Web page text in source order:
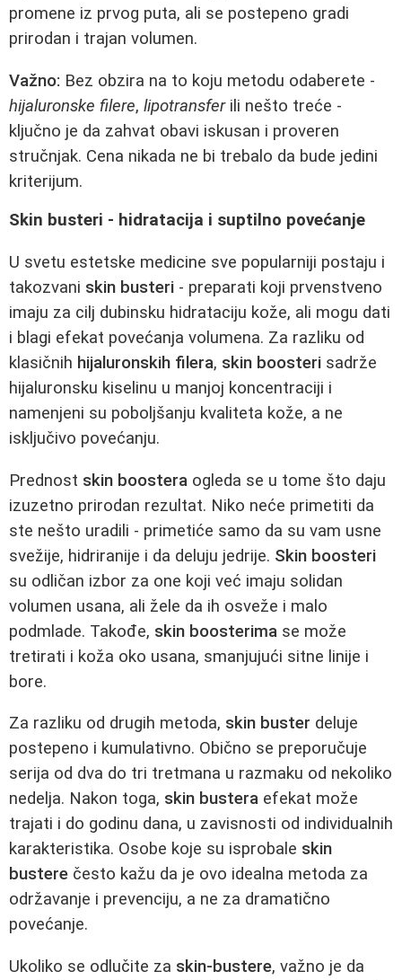
promene iz prvog puta, ali se postepeno gradi
prirodan i trajan volumen.
Važno: Bez obzira na to koju metodu odaberete -
hijaluronske filere, lipotransferili nešto treće -
ključno je da zahvat obavi iskusan i proveren
stručnjak. Cena nikada ne bi trebalo da bude jedini
kriterijum.
Skin busteri - hidratacija i suptilno povećanje
U svetu estetske medicine sve popularniji postaju i
takozvani skin busteri - preparati koji prvenstveno
imaju za cilj dubinsku hidrataciju kože, ali mogu dati
i blagi efekat povećanja volumena. Za razliku od
klasičnih hijaluronskih filera, skin boosteri sadrže
hijaluronsku kiselinu u manjoj koncentraciji i
namenjeni su poboljšanju kvaliteta kože, a ne
isključivo povećanju.
Prednost skin boostera ogleda se u tome što daju
izuzetno prirodan rezultat. Niko neće primetiti da
ste nešto uradili - primetiće samo da su vam usne
svežije, hidriranije i da deluju jedrije. Skin boosteri
su odličan izbor za one koji već imaju solidan
volumen usana, ali žele da ih osveže i malo
podmlade. Takođe, skin boosterima se može
tretirati i koža oko usana, smanjujući sitne linije i
bore.
Za razliku od drugih metoda, skin buster deluje
postepeno i kumulativno. Obično se preporučuje
serija od dva do tri tretmana u razmaku od nekoliko
nedelja. Nakon toga, skin bustera efekat može
trajati i do godinu dana, u zavisnosti od individualnih
karakteristika. Osobe koje su isprobale skin
bustere često kažu da je ovo idealna metoda za
održavanje i prevenciju, a ne za dramatično
povećanje.
Ukoliko se odlučite za skin-bustere, važno je da